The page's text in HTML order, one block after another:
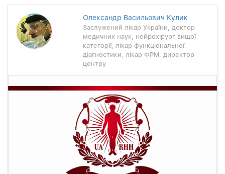
Олександр Васильович Кулик
Заслужений лікар України, доктор
медичних наук, нейрохірург вищої
категорії, лікар функціональної
діагностики, лікар ФРМ, директор
центру